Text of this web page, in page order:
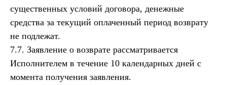
существенных условий договора, денежные
средства за текущий оплаченный период возврату
не подлежат.
7.7. Заявление о возврате рассматривается
Исполнителем в течение 10 календарных дней с
момента получения заявления.